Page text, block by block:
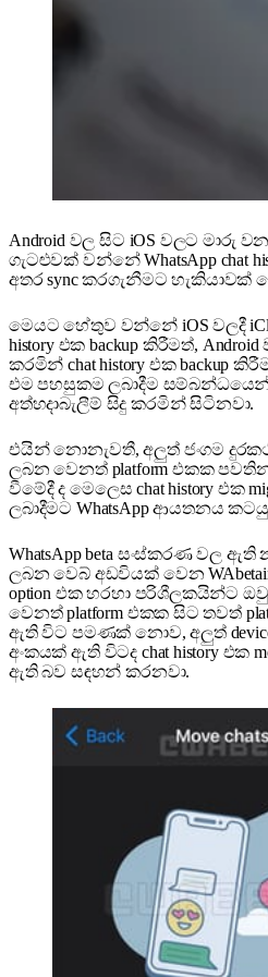
Android වල සිට iOS වලට මාරු
ගැටළුවක් වන්නේ WhatsApp chat
අතර sync කරගැනීමට හැකියාවක්
මෙයට හේතුව වන්නේ iOS වලදී
history එක backup කිරීමත්, Android
කරමින් chat history එක backup
එම පහසුකම ලබාදීම සම්බන්ධයෙන්
අත්හදාබැලීම් සිදු කරමින් සිටිනවා.
එයින් නොනැවතී, අලුත් ජංගම
ලබන වෙනත් platform එකක
වීමේදී ද මෙලෙස chat history එක
ලබාදීමට WhatsApp ආයතනය
WhatsApp beta සංස්කරණ වල
ලබන වෙබ් අඩවියක් වෙන
option එක හරහා පරිශීලකයින්ට
වෙනත් platform එකක සිට තවත්
ඇති විට පමණක් නොව, අලුත්
අංකයක් ඇති විටද chat history එක
ඇති බව සඳහන් කරනවා.